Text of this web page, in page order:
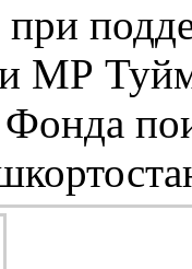
при
МР
Фонда